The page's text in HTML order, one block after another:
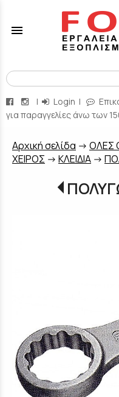
menu
| Login |
για παραγγελίες άνω των
Aρχική σελίδα -> ΟΛΕΣ
ΧΕΙΡΟΣ -> ΚΛΕΙΔΙΑ ->